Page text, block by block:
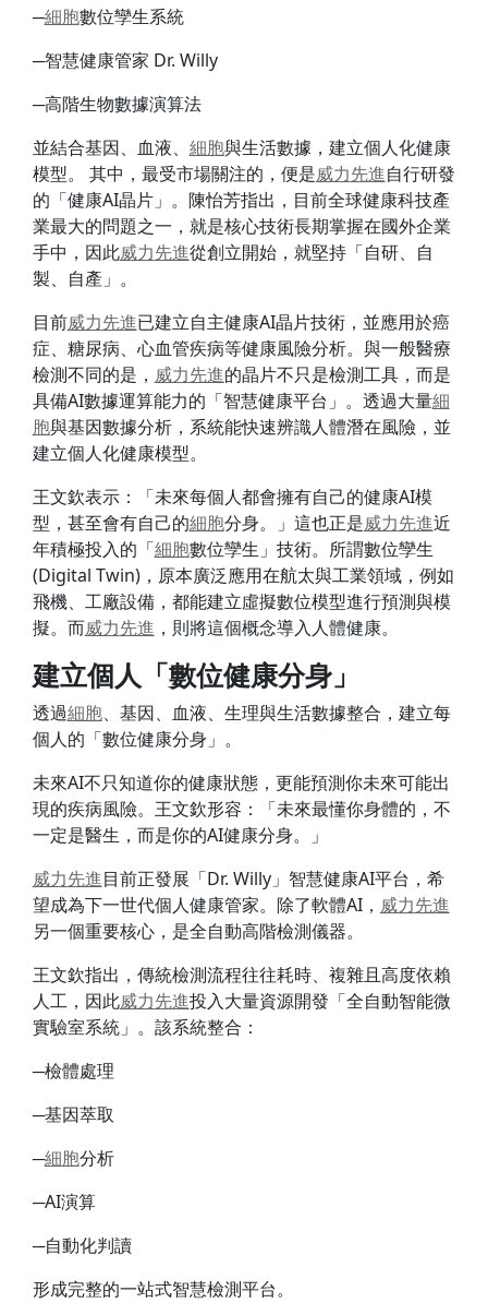
─細胞數位孿生系統
─智慧健康管家 Dr. Willy
─高階生物數據演算法
並結合基因、血液、 細胞與生活數據，建立個人化健康
模型。 其中，最受市場關注的，便是威力先進自行研發
的「健康AI晶片」。陳怡芳指出，目前全球健康科技產
業最大的問題之一，就是核心技術長期掌握在國外企業
手中，因此威力先進從創立開始，就堅持「自研、自
製、自產」。
目前威力先進已建立自主健康AI晶片技術，並應用於癌
症、糖尿病、心血管疾病等健康風險分析。與一般醫療
檢測不同的是， 威力先進的晶片不只是檢測工具，而是
具備AI數據運算能力的「智慧健康平台」。透過大量細
胞與基因數據分析，系統能快速辨識人體潛在風險，並
建立個人化健康模型。
王文欽表示：「未來每個人都會擁有自己的健康AI模
型，甚至會有自己的細胞分身。」這也正是威力先進近
年積極投入的「細胞數位孿生」技術。所謂數位孿生
(Digital Twin)，原本廣泛應用在航太與工業領域，例如
飛機、工廠設備，都能建立虛擬數位模型進行預測與模
擬。而威力先進 ，則將這個概念導入人體健康。
建立個人「數位健康分身」
透過細胞、基因、血液、生理與生活數據整合，建立每
個人的「數位健康分身」。
未來AI不只知道你的健康狀態，更能預測你未來可能出
現的疾病風險。王文欽形容：「未來最懂你身體的，不
一定是醫生，而是你的AI健康分身。」
威力先進目前正發展「Dr. Willy」智慧健康AI平台，希
望成為下一世代個人健康管家。除了軟體AI， 威力先進
另一個重要核心，是全自動高階檢測儀器。
王文欽指出，傳統檢測流程往往耗時、複雜且高度依賴
人工，因此威力先進投入大量資源開發「全自動智能微
實驗室系統」。該系統整合：
─檢體處理
─基因萃取
─細胞分析
─AI演算
─自動化判讀
形成完整的一站式智慧檢測平台。